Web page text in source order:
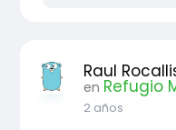
Raul
en Refugio
2 años